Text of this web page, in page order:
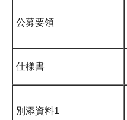
公募要領
仕様書
別添資料1